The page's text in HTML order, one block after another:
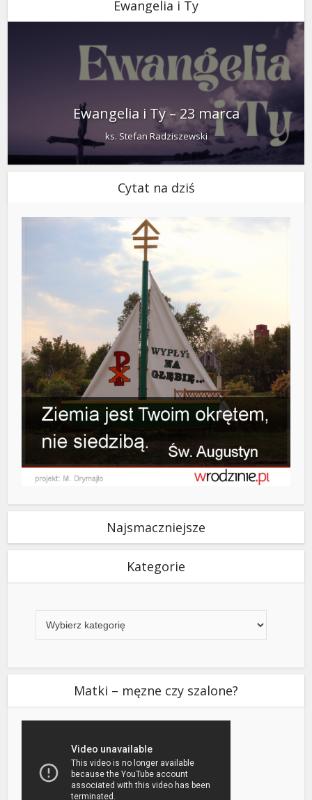
Ewangelia i Ty
Ewangelia i Ty – 23 marca
ks. Stefan Radziszewski
Cytat na dziś
Najsmaczniejsze
Kategorie
Matki – męzne czy szalone?